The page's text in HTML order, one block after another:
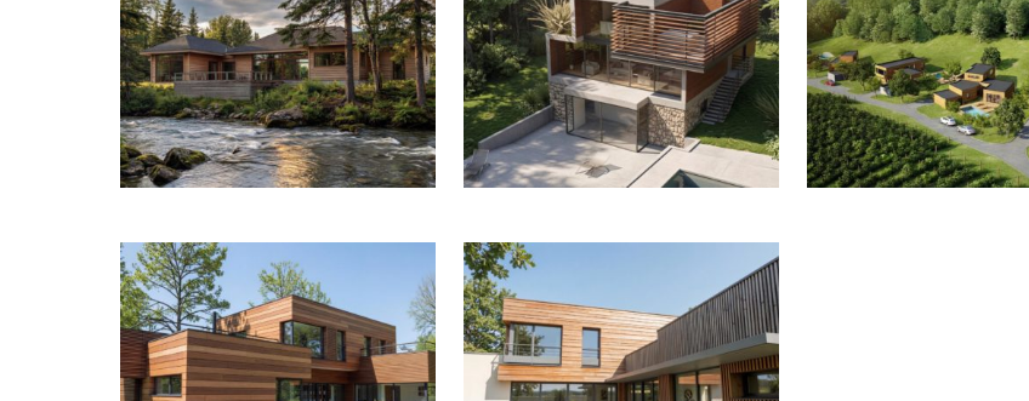
MAISON CONTEMPORAINE À LAMORLAYE
ETUDE POUR UNE SURÉLÉVATION À SAINT-
CLOUD
CHIGNY-LES-ROSES
MAISON D’ARCHITECTE À AVON
CONSTRUCTION D’UNE MAISON PASSIVE À
MONTGERON